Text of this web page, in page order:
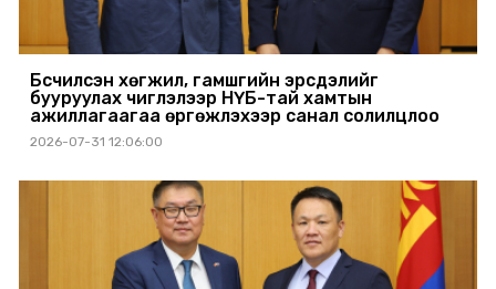
Бүсчилсэн хөгжил, гамшгийн эрсдэлийг
бууруулах чиглэлээр НҮБ-тай хамтын
ажиллагаагаа өргөжүүлэхээр санал солилцлоо
2026-07-31 12:06:00